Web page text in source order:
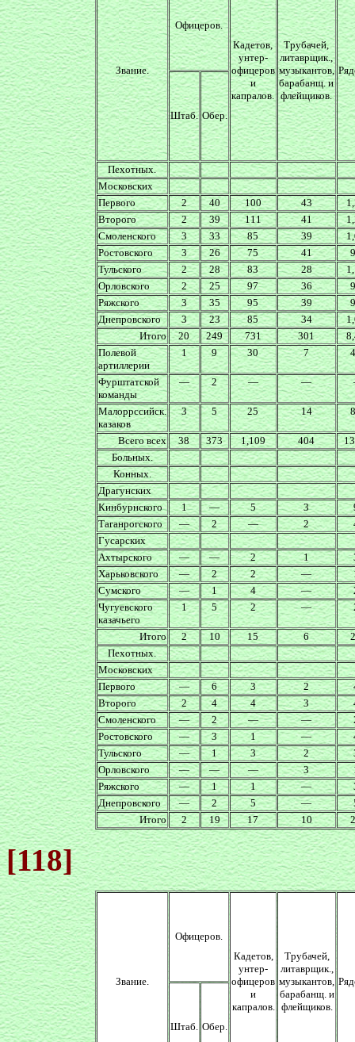
Звание.
Офицеров.
Кадетов,
унтер-
офицеров
и
капралов.
Трубачей,
литаврщик.,
музыкантов,
барабанщ. и
флейщиков.
Штаб. Обер.
Пехотных.
Московских
Первого
2 40 100 43
Второго
2 39 111 41
Смоленского
3 33 85 39
Ростовского
3 26 75 41
Тульского
2 28 83 28
Орловского
2 25 97 36
Ряжского
3 35 95 39
Днепровского
3 23 85 34
Итого
20 249 731 301
Полевой
артиллерии
1 9 30 7
Фурштатской
команды
— 2 — —
Малоррссийск.
казаков
3 5 25 14
Всего всех 38 373 1,109 404
Больных.
Конных.
Драгунских
Кинбурнского
1 — 5 3
Таганрогского
— 2 — 2
Гусарских
Ахтырского
— — 2 1
Харьковского
— 2 2 —
Сумского
— 1 4 —
Чугуевского
казачьего
1 5 2 —
Итого 2 10 15 6
Пехотных.
Московских
Первого
— 6 3 2
Второго
2 4 4 3
Смоленского
— 2 — —
Ростовского
— 3 1 —
Тульского
— 1 3 2
Орловского
— — — 3
Ряжского
— 1 1 —
Днепровского
— 2 5 —
Итого
2 19 17 10
[118]
Звание.
Офицеров.
Кадетов,
унтер-
офицеров
и
капралов.
Трубачей,
литаврщик.,
музыкантов,
барабанщ. и
флейщиков.
Штаб. Обер.